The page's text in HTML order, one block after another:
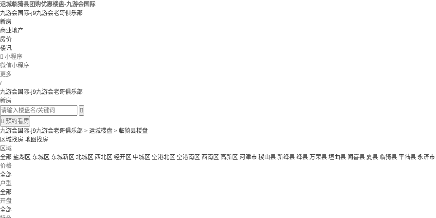
运城临猗县团购优惠楼盘-九游会国际
九游会国际-j9九游会老哥俱乐部
新房
商业地产
房价
楼讯
 小程序
微信小程序
更多
/
九游会国际-j9九游会老哥俱乐部
新房

 预约看房
九游会国际-j9九游会老哥俱乐部 > 运城楼盘 > 临猗县楼盘
区域找房 地图找房
区域
全部 盐湖区 东城区 东城新区 北城区 西北区 经开区 中城区 空港北区 空港南区 西南区 高新区 河津市 稷山县 新绛县 绛县 万荣县 垣曲县 闻喜县 夏县 临猗县 平陆县 永济市
价格
全部
户型
全部
开盘
全部